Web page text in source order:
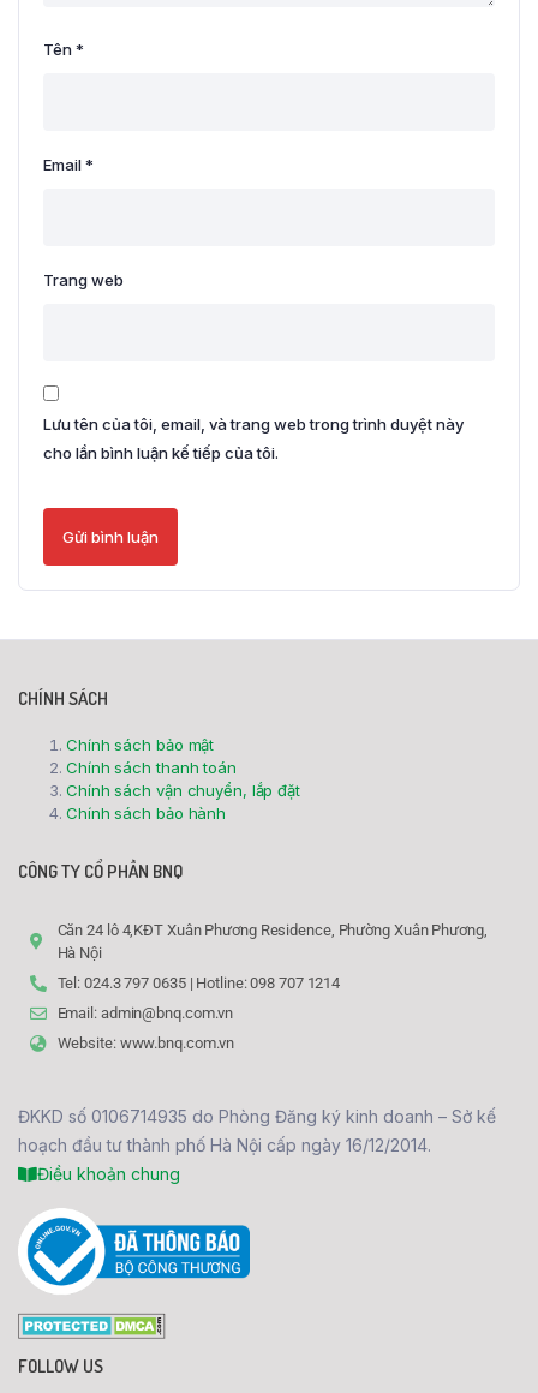
Tên*
Email*
Trang web
Lưu tên của tôi, email, và trang web trong trình duyệt này
cho lần bình luận kế tiếp của tôi.
CHÍNH SÁCH
Chính sách bảo mật
Chính sách thanh toán
Chính sách vận chuyển, lắp đặt
Chính sách bảo hành
CÔNG TY CỔ PHẦN BNQ
Căn 24 lô 4,KĐT Xuân Phương Residence, Phường Xuân Phương,
Hà Nội
Tel: 024.3 797 0635 | Hotline: 098 707 1214
Email: admin@bnq.com.vn
Website: www.bnq.com.vn
ĐKKD số 0106714935 do Phòng Đăng ký kinh doanh – Sở kế
hoạch đầu tư thành phố Hà Nội cấp ngày 16/12/2014.
Điều khoản chung
FOLLOW US